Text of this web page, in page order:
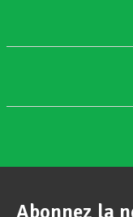
Abonnez la